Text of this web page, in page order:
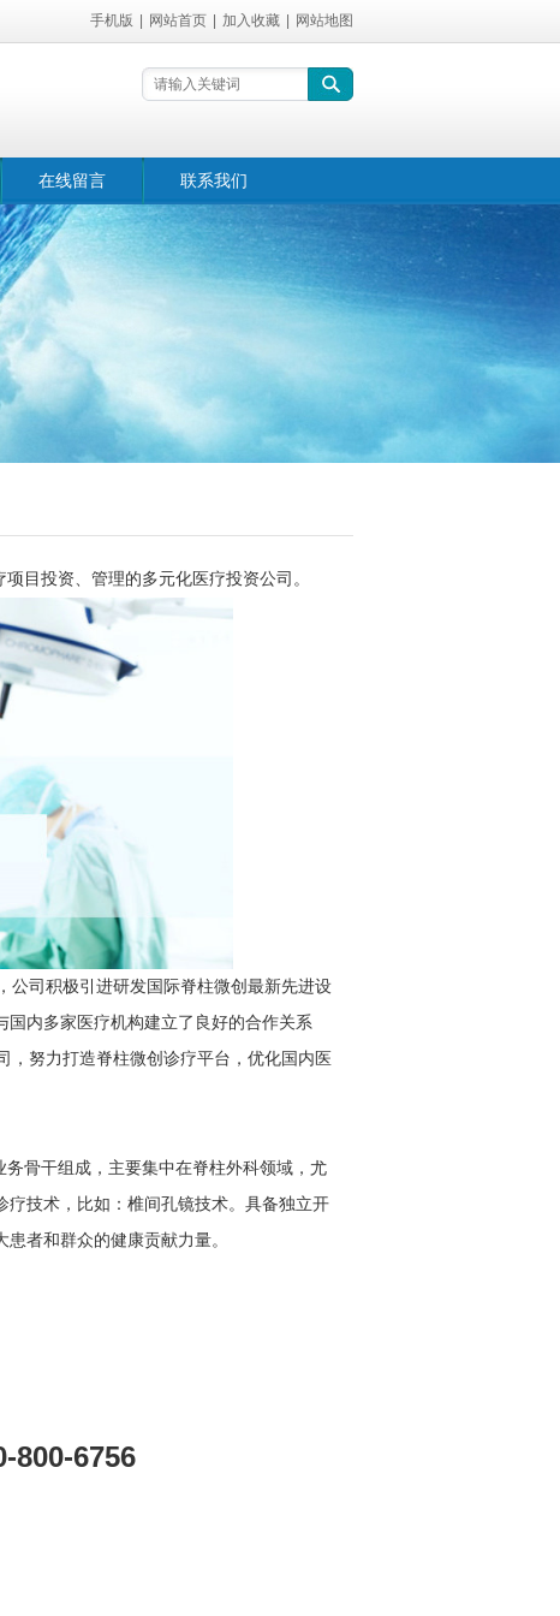
手机版 网站首页 加入收藏 网站地图
在线留言 联系我们
目投资、管理的多元化医疗投资公司。
公司积极引进研发国际脊柱微创最新先进设
内多家医疗机构建立了良好的合作关系
努力打造脊柱微创诊疗平台，优化国内医
骨干组成，主要集中在脊柱外科领域，尤
疗技术，比如：椎间孔镜技术。具备独立开
者和群众的健康贡献力量。
800-6756